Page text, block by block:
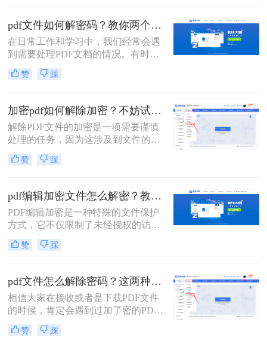
破解呢？在本文中，我将为您介绍几
种快速破解PDF文档密码的方法。
pdf文件如何解密码？教你两个方法！
在日常工作和学习中，我们经常会遇
到需要处理PDF文档的情况。有时候
我们会遇到一些加密的PDF文件，这
时候如果没有密码，我们就无法进行
文件如何解密码呢？本文将为大家介
绍几种常见的破解PDF密码的方法。
赞 踩
加密pdf如何解除加密？不妨试试这两种方法！
解除PDF文件的加密是一项需要谨慎
处理的任务，因为这涉及到文件的安
全性和机密性。在解除加密之前，确
保你了解加密的类型和原因，并拥有
操作。那么加密pdf如何解除加密呢？
以下是一些常见的解除PDF文件加密
的方法。
赞 踩
pdf编辑加密文件怎么解密？教你两个小方法。
PDF编辑加密是一种特殊的文件保护
方式，它不仅限制了未经授权的访
问，还阻止了对文件的编辑。如果您
需要编辑一个PDF编辑加密文件，了
绍pdf编辑加密文件怎么解密的方法，
帮助您重新获得文件的编辑权限。
赞 踩
pdf文件怎么解除密码？这两种解密方法很简单！
相信大家在接收或者是下载PDF文件
的时候，肯定会遇到过加了密的PDF
文件，这就让我们每次打开都需要输
入文件密码，时间久了还可能会忘记
赞 踩